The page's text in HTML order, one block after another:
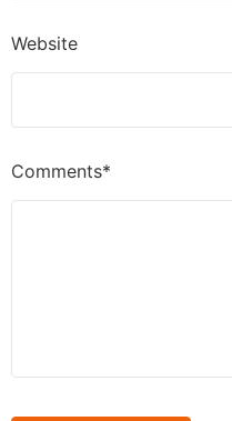
Comments*
Website